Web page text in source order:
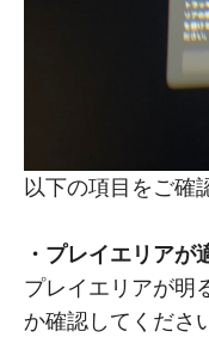
以下の項目をご確
・プレイエリアが
プレイエリアが明
か確認してくださ